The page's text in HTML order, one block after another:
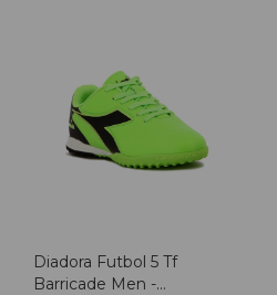
Diadora Futbol 5 Tf
Barricade Men -